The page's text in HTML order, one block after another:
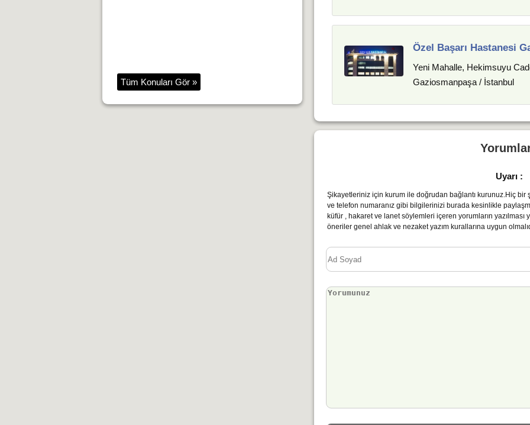
Özel Başarı Hastanesi
Yeni Mahalle, Hekimsuyu
Gaziosmanpaşa / İstanbul
Tüm Konuları Gör »
Uyarı :
Şikayetleriniz için kurum ile doğrudan bağlantı kurunuz.Hiç
ve telefon numaranız gibi bilgilerinizi burada kesinlikle
küfür , hakaret ve lanet söylemleri içeren yorumların yazılması
öneriler genel ahlak ve nezaket yazım kurallarına uygun